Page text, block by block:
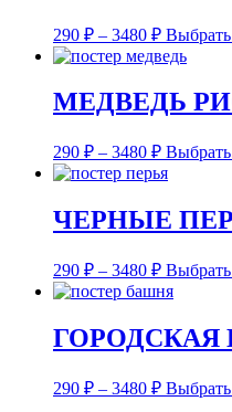
290 ₽ – 3480 ₽
МЕДВЕДЬ
290 ₽ – 3480 ₽
ЧЕРНЫЕ
290 ₽ – 3480 ₽
290 ₽ – 3480 ₽